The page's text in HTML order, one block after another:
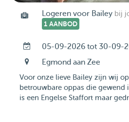
Logeren voor Bailey bij
1 AANBOD
05-09-2026 tot 30-09-
Egmond aan Zee
Voor onze lieve Bailey zijn wij
betrouwbare oppas die gewend
is een Engelse Staffort maar